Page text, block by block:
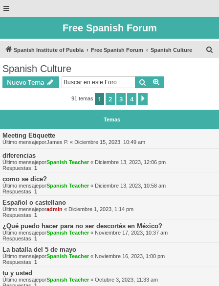
Free Spanish Forum
Spanish Institute of Puebla Free Spanish Forum Spanish Culture
Spanish Culture
Nuevo Tema Buscar
91 temas 1 2 3 4
Temas
Meeting Etiquette
Último mensajeporJames P. « Diciembre 15, 2023, 10:49 am
diferencias
Último mensajeporSpanish Teacher« Diciembre 13, 2023, 12:06 pm
Respuestas: 1
como se dice?
Último mensajeporSpanish Teacher« Diciembre 13, 2023, 10:58 am
Respuestas: 1
Español o castellano
Último mensajeporadmin « Diciembre 1, 2023, 1:14 pm
Respuestas: 1
¿Qué puedo hacer para no ser descortés en México?
Último mensajeporSpanish Teacher« Noviembre 17, 2023, 10:37 am
Respuestas: 1
La batalla del 5 de mayo
Último mensajeporSpanish Teacher« Noviembre 16, 2023, 1:00 pm
Respuestas: 1
tu y usted
Último mensajeporSpanish Teacher« Octubre 3, 2023, 11:33 am